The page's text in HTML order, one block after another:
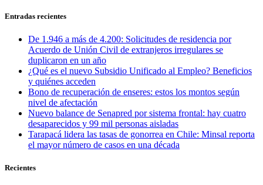
Entradas recientes
De 1.946 a más de 4.200: Solicitudes de residencia por
Acuerdo de Unión Civil de extranjeros irregulares se
duplicaron en un año
¿Qué es el nuevo Subsidio Unificado al Empleo? Beneficios
y quiénes acceden
Bono de recuperación de enseres: estos los montos según
nivel de afectación
Nuevo balance de Senapred por sistema frontal: hay cuatro
desaparecidos y 99 mil personas aisladas
Tarapacá lidera las tasas de gonorrea en Chile: Minsal reporta
el mayor número de casos en una década
Recientes